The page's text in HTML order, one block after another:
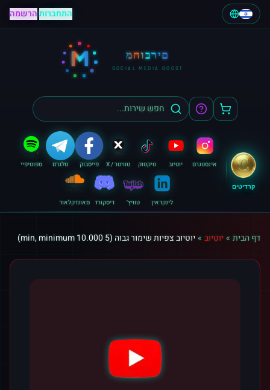
התחברות|הרשמה
M מחוברים
SOCIAL MEDIA BOOST
קרדיטים
אינסטגרם יוטיוב טיקטוק טוויטר / X פייסבוק טלגרם ספוטיפיי
לינקדאין טוויץ׳ דיסקורד סאונדקלאוד
דף הבית »יוטיוב »יוטיוב צפיות שימור גבוה (5 min, minimum 10.000)